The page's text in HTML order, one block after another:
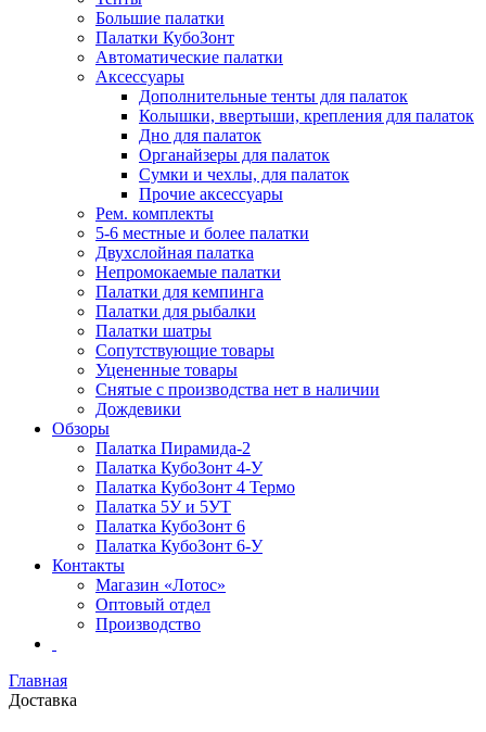
Большие палатки
Палатки КубоЗонт
Автоматические палатки
Аксессуары
Дополнительные тенты для палаток
Колышки, ввертыши, крепления для палаток
Дно для палаток
Органайзеры для палаток
Сумки и чехлы, для палаток
Прочие аксессуары
Рем. комплекты
5-6 местные и более палатки
Двухслойная палатка
Непромокаемые палатки
Палатки для кемпинга
Палатки для рыбалки
Палатки шатры
Сопутствующие товары
Уцененные товары
Снятые с производства нет в наличии
Дождевики
Обзоры
Палатка Пирамида-2
Палатка КубоЗонт 4-У
Палатка КубоЗонт 4 Термо
Палатка 5У и 5УТ
Палатка КубоЗонт 6
Палатка КубоЗонт 6-У
Контакты
Магазин «Лотос»
Оптовый отдел
Производство
Главная
Доставка